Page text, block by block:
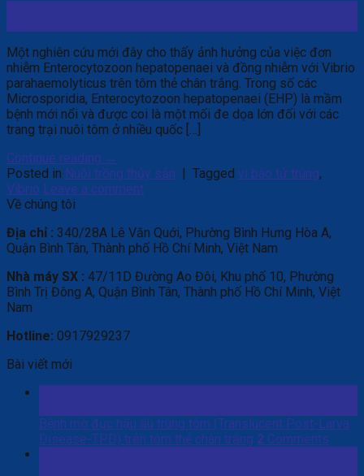
Một nghiên cứu mới đây cho thấy ảnh hưởng của việc đơn
nhiễm Enterocytozoon hepatopenaei và đồng nhiễm với Vibrio
parahaemolyticus trên tôm thẻ chân trắng. Trong số các
Microsporidia, Enterocytozoon hepatopenaei (EHP) là mầm
bệnh mới nổi và được coi là một mối đe dọa lớn đối với các
trang trại nuôi tôm ở nhiều quốc […]
Continue reading →
Posted in Nuôi trồng thủy sản Tagged vi bào tử trùng,
Vibrio Leave a comment
Về chúng tôi
Địa chỉ : 340/28A Lê Văn Quới, Phường Bình Hưng Hòa A,
Quận Bình Tân, Thành phố Hồ Chí Minh, Việt Nam
Nhà máy SX : 47/11D Đường Ao Đôi, Khu phố 10, Phường
Bình Trị Đông A, Quận Bình Tân, Thành phố Hồ Chí Minh, Việt
Nam
Hotline: 0917929237
Bài viết mới
Bệnh mờ đục hậu ấu trùng tôm (Translucent Post-Larva
Disease-TPD) trên tôm thẻ chân trắng 2 Comments